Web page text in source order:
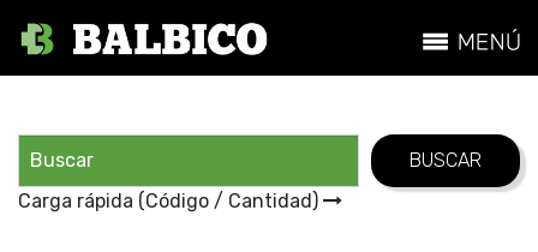
Carga rápida (Código / Cantidad)